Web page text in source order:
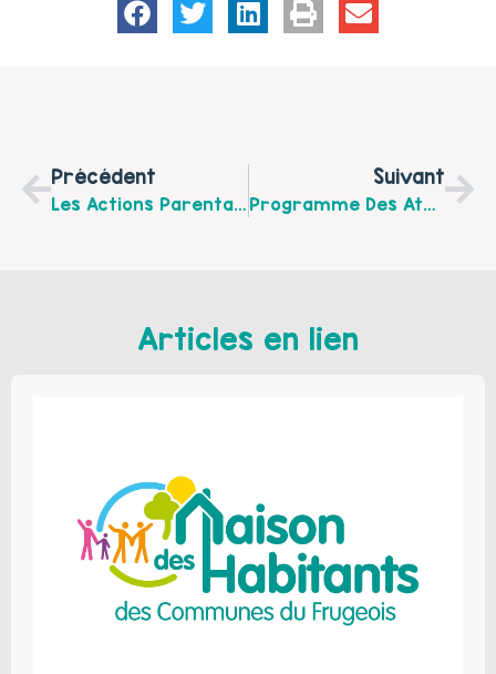
Précédent
Les Actions Parentalité Des Campagnes De L’Artois Pendant Le Mois De La Parentalité 2025
Suivant
Programme Des Ateliers De L’espace Des 1000 Jours – Octobre 2025
Articles en lien